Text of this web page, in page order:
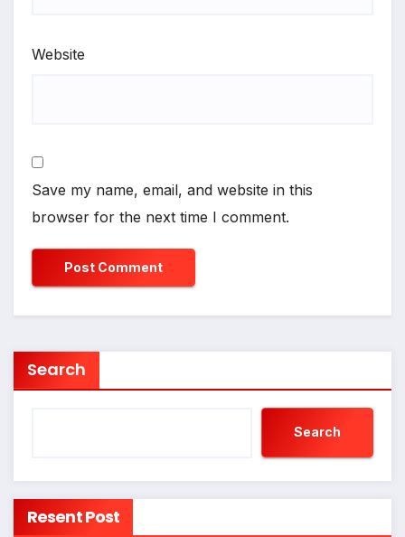
Website
Save my name, email, and website in this
browser for the next time I comment.
Search
Search
Resent Post